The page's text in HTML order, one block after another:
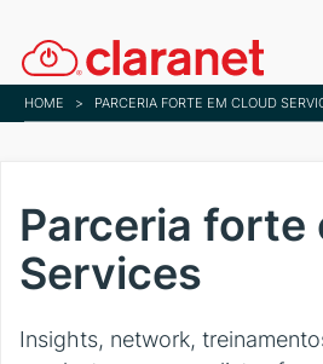
to
main
content
HOME > PARCERIA FORTE EM CLOUD
Parceria forte
Services
Insights, network,